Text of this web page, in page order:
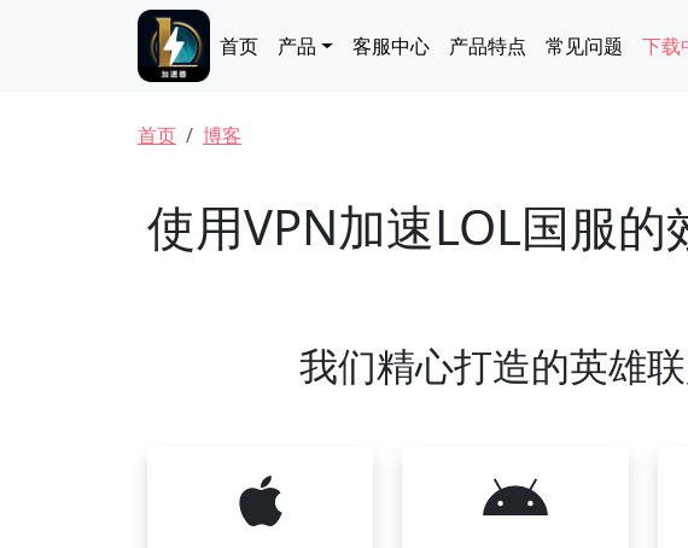
Main navigation
首页 产品 客服中心 产品特点 常见问题 下载
面包屑
首页 博客
使用VPN加速LOL国服的
我们精心打造的英雄